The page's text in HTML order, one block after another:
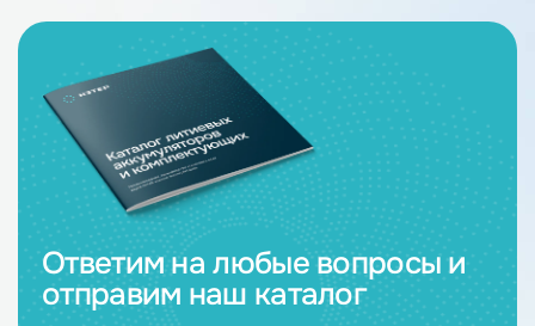
Ответим на любые вопросы и
отправим наш каталог